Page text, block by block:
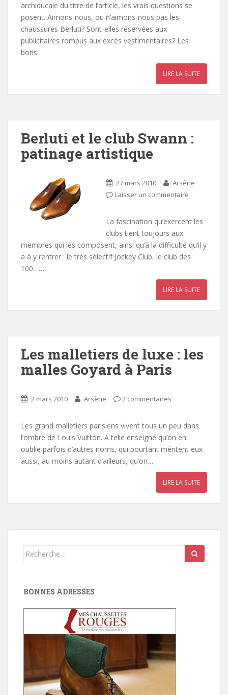
archiducale du titre de l’article, les vrais questions se
posent. Aimons-nous, ou n’aimons-nous pas les
chaussures Berluti? Sont-elles réservées aux
publicitaires rompus aux excès vestimentaires? Les
bons…
LIRE LA SUITE
Berluti et le club Swann :
patinage artistique
27 mars 2010
Arsène
Laisser un commentaire
La fascination qu’exercent les
clubs tient toujours aux
membres qui les composent, ainsi qu’à la difficulté qu’il y
a à y rentrer : le très sélectif Jockey Club, le club des
100……
LIRE LA SUITE
Les malletiers de luxe : les
malles Goyard à Paris
2 mars 2010 Arsène 2 commentaires
Les grand malletiers parisiens vivent tous un peu dans
l’ombre de Louis Vuitton. A telle enseigne qu’on en
oublie parfois d’autres noms, qui pourtant méritent eux
aussi, au moins autant d’ailleurs, qu’on…
LIRE LA SUITE
Search
BONNES ADRESSES